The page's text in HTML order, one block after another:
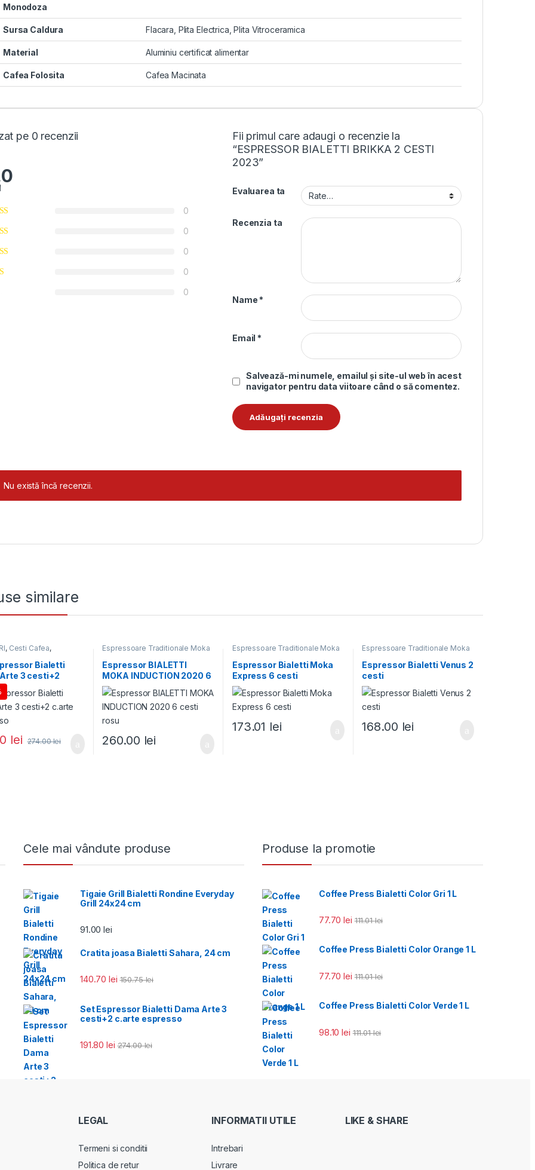
Monodoza
Sursa Caldura Flacara Plita Electrica ,Plita Vitroceramica
Material Aluminiu certificat alimentar
Cafea Folosita Cafea Macinata
pe 0 recenzii
0
0
0
0
0
Fii primul care adaugi o recenzie la
“ESPRESSOR BIALETTI BRIKKA 2 CESTI
2023”
Evaluarea ta
Recenzia ta
Name *
Email *
Salvează-mi numele, emailul și site-ul web în acest
navigator pentru data viitoare când o să comentez.
Nu există încă recenzii.
similare
, Cesti Cafea,
Traditionale Moka
,Seturi CadouBialetti
3 cesti+2
lei 274.00lei
Espressoare Traditionale Moka
Espressor BIALETTI
MOKA INDUCTION 2020 6
cesti rosu
260.00 lei
Espressoare Traditionale Moka
Espressor Bialetti Moka
Express 6 cesti
173.01 lei
Espressoare Traditionale Moka
Espressor Bialetti Venus 2
cesti
168.00 lei
Cele mai vândute produse
Tigaie Grill Bialetti Rondine Everyday
Grill 24x24 cm
91.00lei
Cratita joasa Bialetti Sahara, 24 cm
140.70lei 150.75lei
Set Espressor Bialetti Dama Arte 3
cesti+2 c.arte espresso
191.80lei 274.00lei
Produse la promotie
Coffee Press Bialetti Color Gri 1 L
77.70lei 111.01lei
Coffee Press Bialetti Color Orange 1 L
77.70lei 111.01lei
Coffee Press Bialetti Color Verde 1 L
98.10lei 111.01lei
LEGAL
Termeni si conditii
Politica de retur
INFORMATII UTILE
Intrebari
Livrare
LIKE & SHARE